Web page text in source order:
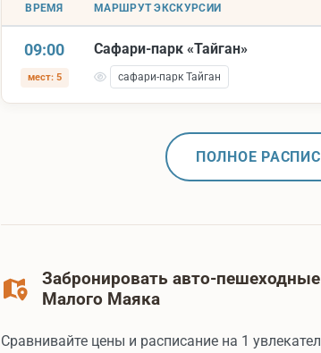
ВРЕМЯ МАРШРУТ ЭКСКУРСИИ
09:00
мест: 5
Сафари-парк «Тайган»
сафари-парк Тайган
ПОЛНОЕ
Забронировать авто-
Малого Маяка
Сравнивайте цены и расписание на 1